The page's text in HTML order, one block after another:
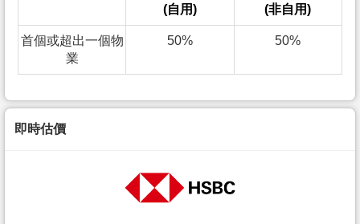
(自用)
(非自用)
首個或超出一個物
業
50% 50%
即時估價